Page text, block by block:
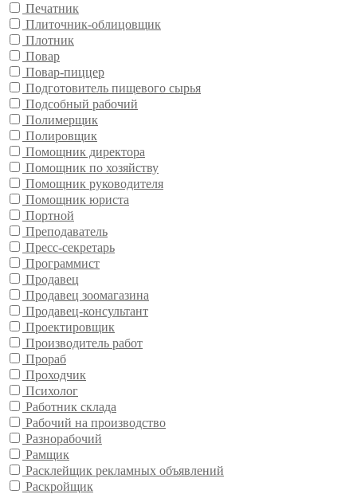
Печатник
Плиточник-облицовщик
Плотник
Повар
Повар-пиццер
Подготовитель пищевого сырья
Подсобный рабочий
Полимерщик
Полировщик
Помощник директора
Помощник по хозяйству
Помощник руководителя
Помощник юриста
Портной
Преподаватель
Пресс-секретарь
Программист
Продавец
Продавец зоомагазина
Продавец-консультант
Проектировщик
Производитель работ
Прораб
Проходчик
Психолог
Работник склада
Рабочий на производство
Разнорабочий
Рамщик
Расклейщик рекламных объявлений
Раскройщик